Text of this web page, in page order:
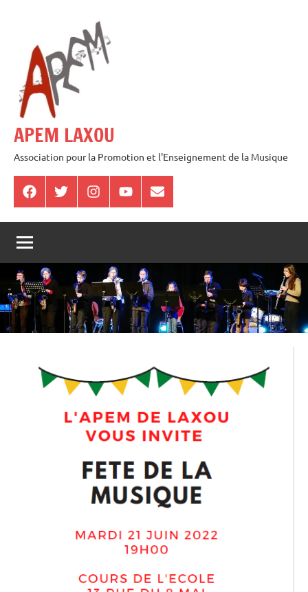
contenu
APEM LAXOU
Association pour la Promotion et l'Enseignement de la Musique
FacebookTwitterInstagramYoutube
E-
mail